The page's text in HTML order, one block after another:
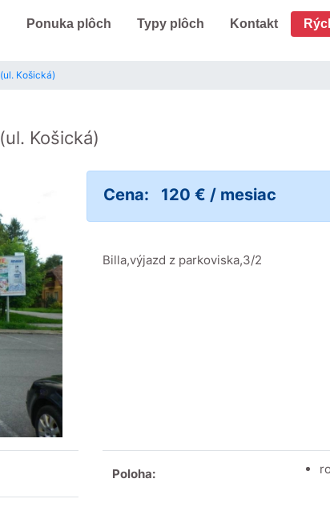
Ponuka plôch Typy plôch Kontakt
Košická)
(ul. Košická)
Cena: 120 € / mesiac
Billa,výjazd z parkoviska,3/2
Poloha: